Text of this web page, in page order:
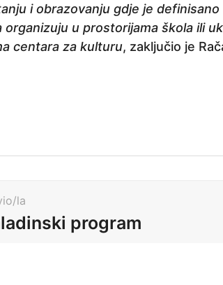
i obrazovanju gdje je
u prostorijama škola ili
centara za kulturu, zaključio je
la
program